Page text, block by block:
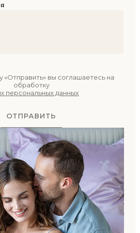
«Отправить» вы соглашаетесь на
обработку
персональных данных
ОТПРАВИТЬ